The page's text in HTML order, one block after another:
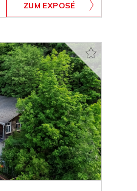
ZUM EXPOSÉ